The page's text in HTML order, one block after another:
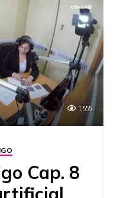
1,555
Cap. 8